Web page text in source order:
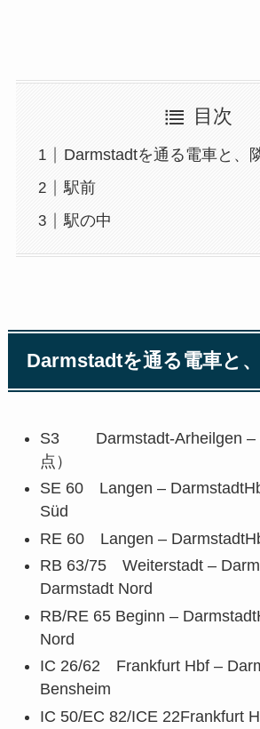
目次
Darmstadtを通る電車と、
駅前
駅の中
Darmstadtを通る電車と
S3 Darmstadt-Arheilgen –
点）
SE 60 Langen –
Süd
RE 60 Langen –
RB 63/75 Weiterstadt –
Darmstadt Nord
RB/RE 65 Beginn –
Nord
IC 26/62 Frankfurt Hbf –
Bensheim
IC 50/EC 82/ICE 22Frankfurt